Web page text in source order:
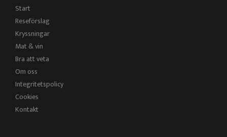
Start
Reseförslag
Kryssningar
Mat & vin
Bra att veta
Om oss
Integritetspolicy
Cookies
Kontakt